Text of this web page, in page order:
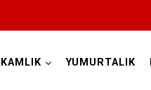
YUMURTALIK